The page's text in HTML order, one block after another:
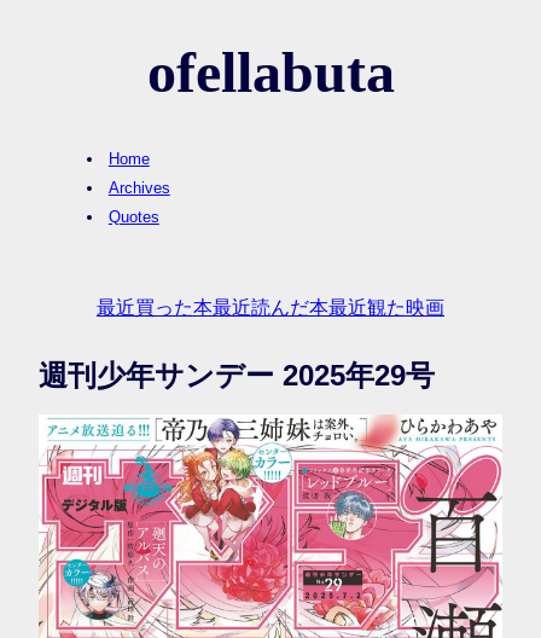
ofellabuta
Home
Archives
Quotes
最近買った本最近読んだ本最近観た映画
週刊少年サンデー 2025年29号